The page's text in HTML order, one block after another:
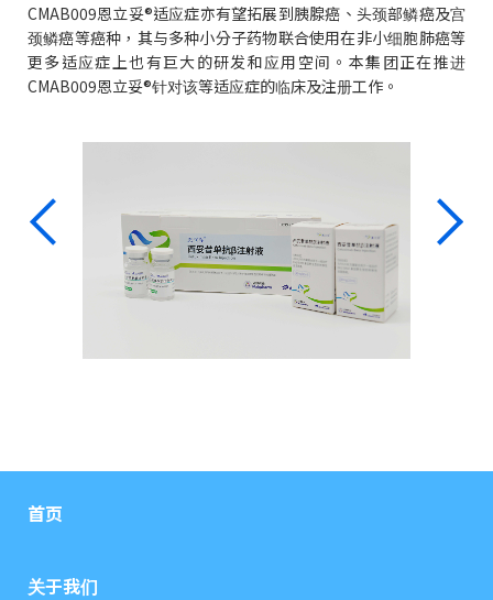
CMAB009恩立妥®适应症亦有望拓展到胰腺癌、头颈部鳞癌及宫
颈鳞癌等癌种，其与多种小分子药物联合使用在非小细胞肺癌等
更多适应症上也有巨大的研发和应用空间。本集团正在推进
CMAB009恩立妥®针对该等适应症的临床及注册工作。
首页
关于我们